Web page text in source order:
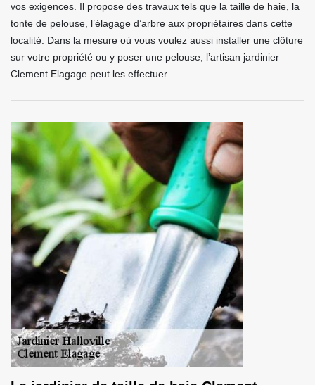
vos exigences. Il propose des travaux tels que la taille de haie, la
tonte de pelouse, l’élagage d’arbre aux propriétaires dans cette
localité. Dans la mesure où vous voulez aussi installer une clôture
sur votre propriété ou y poser une pelouse, l’artisan jardinier
Clement Elagage peut les effectuer.